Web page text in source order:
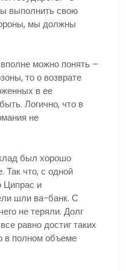
выполнить свою
мы должны
можно понять –
то о возврате
в ее
Логично, что в
не
был хорошо
Так что, с одной
Ципрас и
шли ва-банк. С
не теряли. Долг
равно достиг таких
в полном объеме